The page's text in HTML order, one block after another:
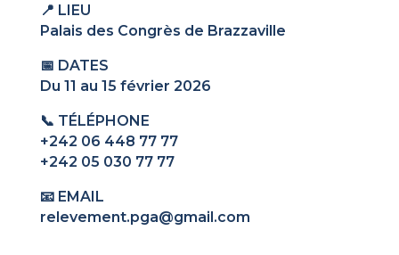
📍 LIEU
Palais des Congrès de Brazzaville
📅 DATES
Du 11 au 15 février 2026
📞 TÉLÉPHONE
+242 06 448 77 77
+242 05 030 77 77
📧 EMAIL
relevement.pga@gmail.com